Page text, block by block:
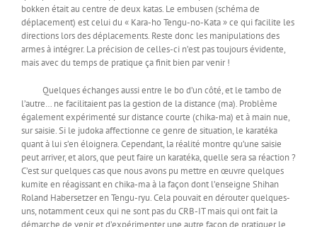
bokken était au centre de deux katas. Le embusen (schéma de
déplacement) est celui du « Kara-ho Tengu-no-Kata » ce qui facilite les
directions lors des déplacements. Reste donc les manipulations des
armes à intégrer. La précision de celles-ci n’est pas toujours évidente,
mais avec du temps de pratique ça finit bien par venir !
Quelques échanges aussi entre le bo d’un côté, et le tambo de
l’autre… ne facilitaient pas la gestion de la distance (ma). Problème
également expérimenté sur distance courte (chika-ma) et à main nue,
sur saisie. Si le judoka affectionne ce genre de situation, le karatéka
quant à lui s’en éloignera. Cependant, la réalité montre qu’une saisie
peut arriver, et alors, que peut faire un karatéka, quelle sera sa réaction ?
C’est sur quelques cas que nous avons pu mettre en œuvre quelques
kumite en réagissant en chika-ma à la façon dont l’enseigne Shihan
Roland Habersetzer en Tengu-ryu. Cela pouvait en dérouter quelques-
uns, notamment ceux qui ne sont pas du CRB-IT mais qui ont fait la
démarche de venir et d’expérimenter une autre façon de pratiquer le